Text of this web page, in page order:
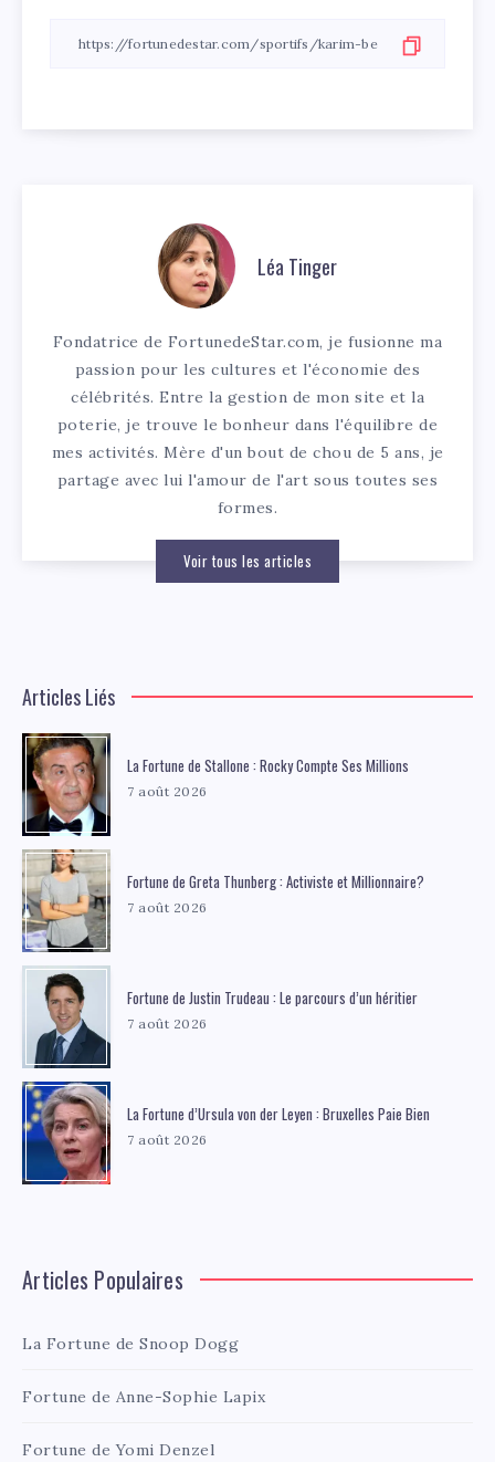
Léa Tinger
Fondatrice de FortunedeStar.com, je fusionne ma
passion pour les cultures et l'économie des
célébrités. Entre la gestion de mon site et la
poterie, je trouve le bonheur dans l'équilibre de
mes activités. Mère d'un bout de chou de 5 ans, je
partage avec lui l'amour de l'art sous toutes ses
formes.
Voir tous les articles
Articles Liés
La Fortune de Stallone : Rocky Compte Ses Millions
7 août 2026
Fortune de Greta Thunberg : Activiste et Millionnaire?
7 août 2026
Fortune de Justin Trudeau : Le parcours d’un héritier
7 août 2026
La Fortune d’Ursula von der Leyen : Bruxelles Paie Bien
7 août 2026
Articles Populaires
La Fortune de Snoop Dogg
Fortune de Anne-Sophie Lapix
Fortune de Yomi Denzel